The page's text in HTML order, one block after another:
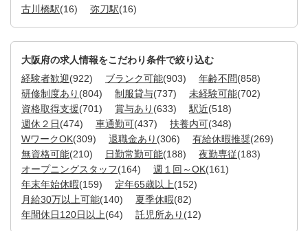
古川橋駅(16) 弥刀駅(16)
大阪府の求人情報をこだわり条件で絞り込む
経験者歓迎(922) ブランク可能(903) 年齢不問(858)
研修制度あり (804) 制服貸与(737) 未経験可能(702)
資格取得支援(701) 賞与あり (633) 駅近(518)
週休２日(474) 車通勤可(437) 扶養内可(348)
WワークOK(309) 退職金あり (306) 有給休暇推奨(269)
無資格可能(210) 日勤常勤可能(188) 夜勤専従(183)
オープニングスタッフ(164) 週１回～OK(161)
年末年始休暇(159) 定年65歳以上(152)
月給30万以上可能(140) 夏季休暇(82)
年間休日120日以上(64) 託児所あり (12)